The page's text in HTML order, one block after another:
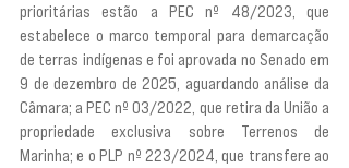
prioritárias estão a PEC nº 48/2023, que
estabelece o marco temporal para demarcação
de terras indígenas e foi aprovada no Senado em
9 de dezembro de 2025, aguardando análise da
Câmara; a PEC nº 03/2022, que retira da União a
propriedade exclusiva sobre Terrenos de
Marinha; e o PLP nº 223/2024, que transfere ao